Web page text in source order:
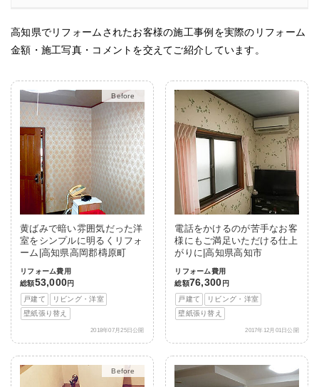
高知県でリフォームされたお客様の施工事例を実際のリフォーム
金額・施工写真・コメントを交えてご紹介しています。
After
黄ばみで暗い雰囲気だった洋
室をシンプルに明るくリフォ
ーム|高知県高岡郡檮原町
リフォーム費用
総額53,000円
戸建て
リビング・洋室
壁紙張り替え
2018年07月25日公開
電話をかけるのが苦手なお客
様にもご満足いただける仕上
がりに|高知県高知市
リフォーム費用
総額76,300 円
戸建て
リビング・洋室
壁紙張り替え
2017年12月01日公開
After